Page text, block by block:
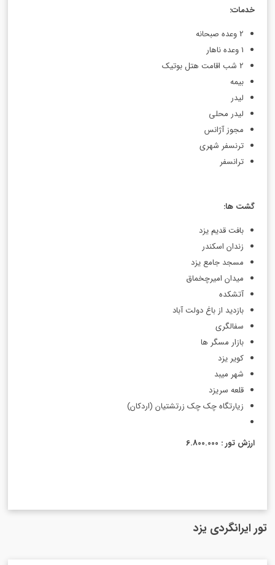
خدمات:
2 وعده صبحانه
1 وعده ناهار
2 شب اقامت هتل بوتیک
بیمه‌ ‌
لیدر
لیدر محلی
مجوز آژانس
ترنسفر شهری
ترانسفر
گشت ها:
بافت قدیم یزد
زندان اسکندر
مسجد جامع یزد
میدان امیرچخماق
آتشکده
بازدید از باغ دولت آباد
سفالگری
بازار مسگر ها
کویر یزد
شهر میبد
قلعه سریزد
زیارتگاه چک چک زرتشتیان (اردکان)
ارزش تور : 6.800.000
تور ایرانگردی یزد